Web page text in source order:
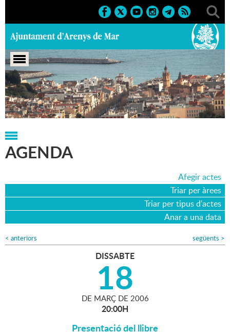
Portada > Agenda > 18-03-2006
AGENDA
Afegir actes
Triar per àrees
Triar per tipus d'actes
Anar a una data
< anteriors següents >
DISSABTE
18
DE MARÇ DE 2006
20:00H
Presentació del llibre